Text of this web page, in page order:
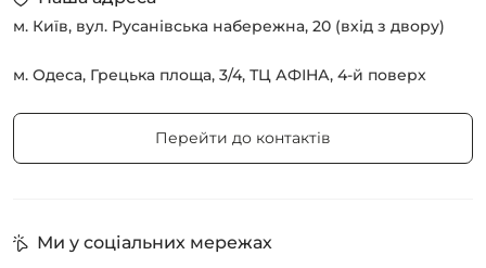
м. Київ, вул. Русанівська набережна, 20 (вхід з двору)
м. Одеса, Грецька площа, 3/4, ТЦ АФІНА, 4-й поверх
Перейти до контактів
Ми у соціальних мережах